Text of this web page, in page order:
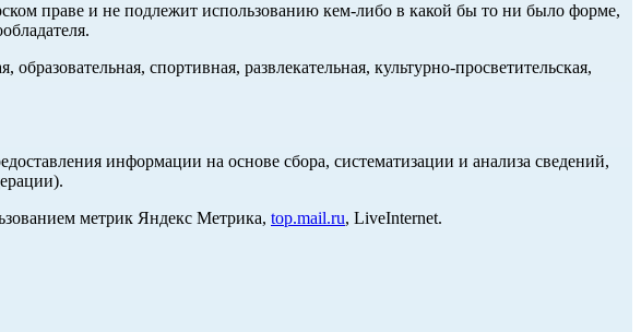
праве и не подлежит использованию кем-либо в какой бы то ни было форме,
спортивная, развлекательная, культурно-просветительская,
информации на основе сбора, систематизации и анализа сведений,
метрик Яндекс Метрика, top.mail.ru, LiveInternet.